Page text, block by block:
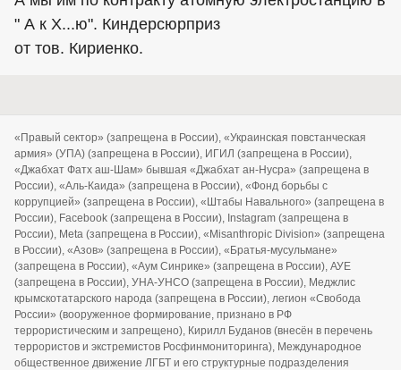
" А к Х...ю". Киндерсюрприз
от тов. Кириенко.
«Правый сектор» (запрещена в России), «Украинская повстанческая
армия» (УПА) (запрещена в России), ИГИЛ (запрещена в России),
«Джабхат Фатх аш-Шам» бывшая «Джабхат ан-Нусра» (запрещена в
России), «Аль-Каида» (запрещена в России), «Фонд борьбы с
коррупцией» (запрещена в России), «Штабы Навального» (запрещена в
России), Facebook (запрещена в России), Instagram (запрещена в
России), Meta (запрещена в России), «Misanthropic Division» (запрещена
в России), «Азов» (запрещена в России), «Братья-мусульмане»
(запрещена в России), «Аум Синрике» (запрещена в России), АУЕ
(запрещена в России), УНА-УНСО (запрещена в России), Меджлис
крымскотатарского народа (запрещена в России), легион «Свобода
России» (вооруженное формирование, признано в РФ
террористическим и запрещено), Кирилл Буданов (внесён в перечень
террористов и экстремистов Росфинмониторинга), Международное
общественное движение ЛГБТ и его структурные подразделения